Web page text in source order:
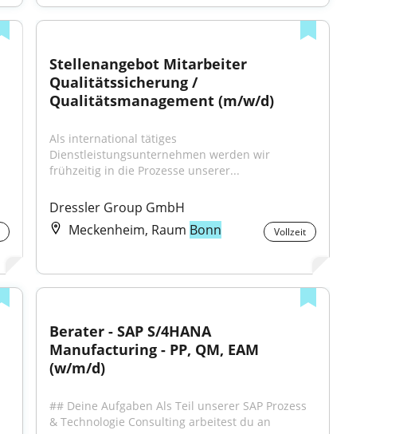
Stellenangebot Mitarbeiter
Qualitätssicherung /
Qualitätsmanagement (m/w/d)
Als international tätiges
Dienstleistungsunternehmen werden wir
frühzeitig in die Prozesse unserer...
Dressler Group GmbH
Meckenheim, Raum Bonn Vollzeit
Berater - SAP S/4HANA
Manufacturing - PP, QM, EAM
(w/m/d)
## Deine Aufgaben Als Teil unserer SAP Prozess
& Technologie Consulting arbeitest du an